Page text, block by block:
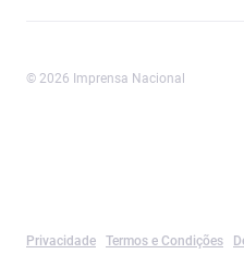
© 2026 Imprensa Nacional
Privacidade Termos e Condições